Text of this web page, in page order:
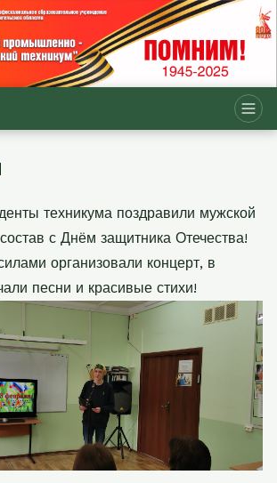
техникума поздравили мужской
с Днём защитника Отечества!
организовали концерт, в
песни и красивые стихи!